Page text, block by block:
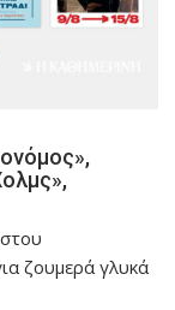
ζουμερά γλυκά